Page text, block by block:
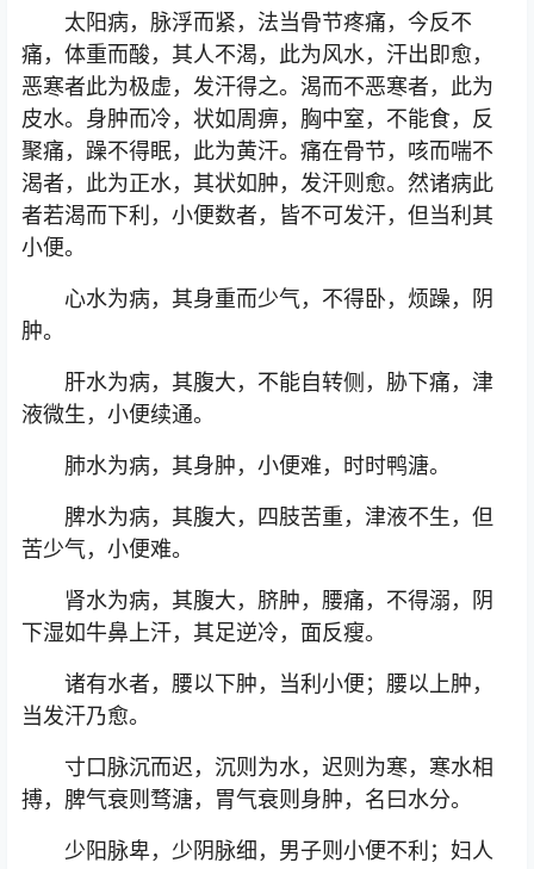
太阳病，脉浮而紧，法当骨节疼痛，今反不
痛，体重而酸，其人不渴，此为风水，汗出即愈，
恶寒者此为极虚，发汗得之。渴而不恶寒者，此为
皮水。身肿而冷，状如周痹，胸中窒，不能食，反
聚痛，躁不得眠，此为黄汗。痛在骨节，咳而喘不
渴者，此为正水，其状如肿，发汗则愈。然诸病此
者若渴而下利，小便数者，皆不可发汗，但当利其
小便。
心水为病，其身重而少气，不得卧，烦躁，阴
肿。
肝水为病，其腹大，不能自转侧，胁下痛，津
液微生，小便续通。
肺水为病，其身肿，小便难，时时鸭溏。
脾水为病，其腹大，四肢苦重，津液不生，但
苦少气，小便难。
肾水为病，其腹大，脐肿，腰痛，不得溺，阴
下湿如牛鼻上汗，其足逆冷，面反瘦。
诸有水者，腰以下肿，当利小便；腰以上肿，
当发汗乃愈。
寸口脉沉而迟，沉则为水，迟则为寒，寒水相
搏，脾气衰则骛溏，胃气衰则身肿，名曰水分。
少阳脉卑，少阴脉细，男子则小便不利；妇人